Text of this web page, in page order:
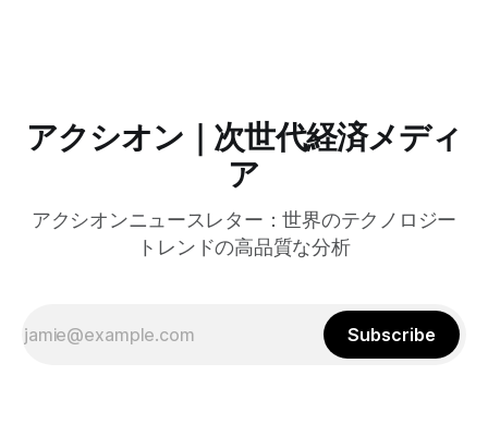
アクシオン｜次世代経済メディ
ア
アクシオンニュースレター：世界のテクノロジー
トレンドの高品質な分析
Subscribe